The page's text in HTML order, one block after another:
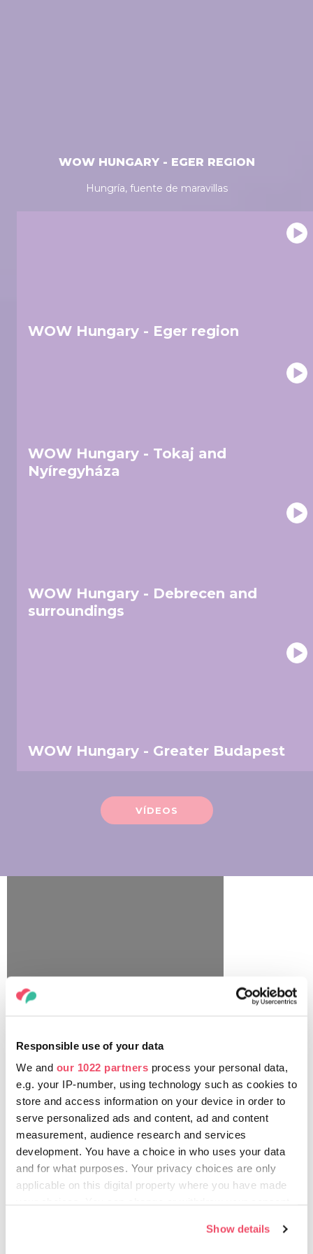
Responsible use of your data
We and our 1022 partners process your personal data,
e.g. your IP-number, using technology such as cookies to
store and access information on your device in order to
serve personalized ads and content, ad and content
measurement, audience research and services
development. You have a choice in who uses your data
and for what purposes. Your privacy choices are only
applicable on this digital property where you have made
Show details
WOW HUNGARY - EGER REGION
Hungría, fuente de maravillas
WOW Hungary - Eger region
WOW Hungary - Tokaj and
Nyíregyháza
WOW Hungary - Debrecen and
surroundings
WOW Hungary - Greater Budapest
VÍDEOS
1 DÍA
LEER MÁS